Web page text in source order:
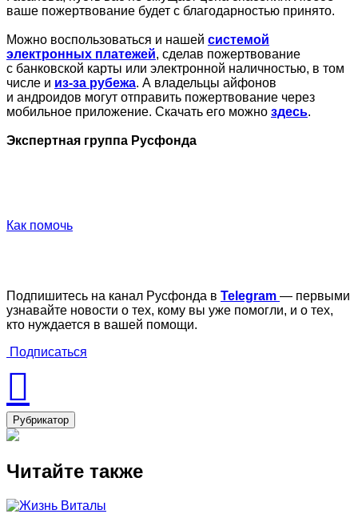
ваше пожертвование будет с благодарностью принято.
Можно воспользоваться и нашей системой
электронных платежей, сделав пожертвование
с банковской карты или электронной наличностью, в том
числе и из-за рубежа. А владельцы айфонов
и андроидов могут отправить пожертвование через
мобильное приложение. Скачать его можно здесь.
Экспертная группа Русфонда
Как помочь
Подпишитесь на канал Русфонда в Telegram — первыми
узнавайте новости о тех, кому вы уже помогли, и о тех,
кто нуждается в вашей помощи.
Подписаться
Рубрикатор
Читайте также